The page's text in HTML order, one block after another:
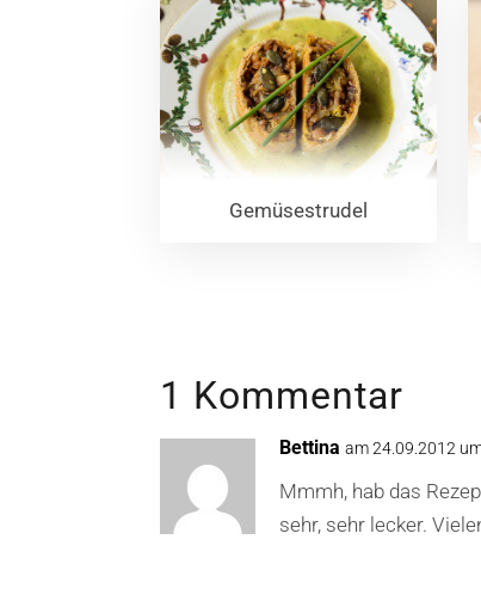
Gemüsestrudel
1 Kommentar
Bettina am 24.09.2012
Mmmh, hab das
sehr, sehr lecker.